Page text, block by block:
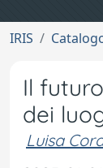
IRIS
Il
dei
Luisa